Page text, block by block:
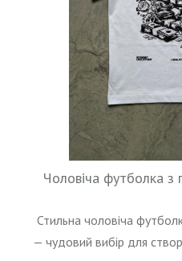
Чоловіча футболка
Стильна чоловіча
— чудовий вибір для